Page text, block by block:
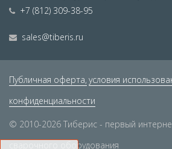
+7 (812) 309-38-95
sales@tiberis.ru
Публичная оферта, условия
конфиденциальности
© 2010-2026 Тиберис - первый
сварочного оборудования